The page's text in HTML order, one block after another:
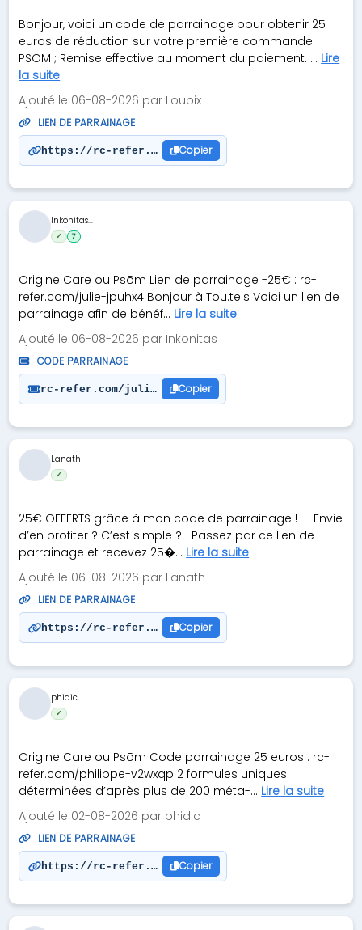
Bonjour, voici un code de parrainage pour obtenir 25
euros de réduction sur votre première commande
PSŌM ; Remise effective au moment du paiement. ... Lire
la suite
Ajouté le 06-08-2026 par Loupix
LIEN DE PARRAINAGE
https://rc-refer.com/pierreloup-h52iml
Copier
Origine Care ou Psōm Lien de parrainage -25€ : rc-
refer.com/julie-jpuhx4 Bonjour à Tou.te.s Voici un lien de
parrainage afin de bénéf... Lire la suite
Ajouté le 06-08-2026 par Inkonitas
CODE PARRAINAGE
rc-refer.com/julie-jpuhx4
Copier
Inkonitas...
✓ 7
25€ OFFERTS grâce à mon code de parrainage ! Envie
d’en profiter ? C’est simple ? Passez par ce lien de
parrainage et recevez 25�... Lire la suite
Ajouté le 06-08-2026 par Lanath
LIEN DE PARRAINAGE
https://rc-refer.com/laurent-czz1rb
Copier
Lanath
✓
Origine Care ou Psōm Code parrainage 25 euros : rc-
refer.com/philippe-v2wxqp 2 formules uniques
déterminées d’après plus de 200 méta-... Lire la suite
Ajouté le 02-08-2026 par phidic
LIEN DE PARRAINAGE
https://rc-refer.com/philippe-v2wxqp
Copier
phidic
✓